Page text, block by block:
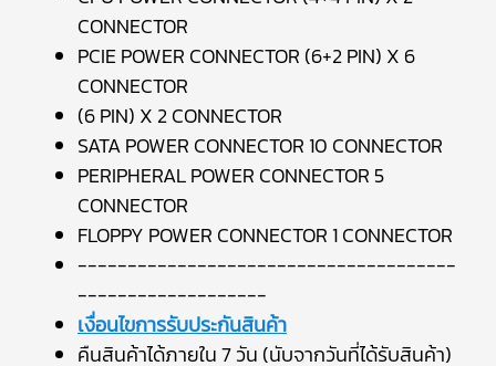
CONNECTOR
PCIE POWER CONNECTOR (6+2 PIN) X 6
CONNECTOR
(6 PIN) X 2 CONNECTOR
SATA POWER CONNECTOR 10 CONNECTOR
PERIPHERAL POWER CONNECTOR 5
CONNECTOR
FLOPPY POWER CONNECTOR 1 CONNECTOR
--------------------------------------
-------------------
เงื่อนไขการรับประกันสินค้า
คืนสินค้าได้ภายใน 7 วัน (นับจากวันที่ได้รับสินค้า)